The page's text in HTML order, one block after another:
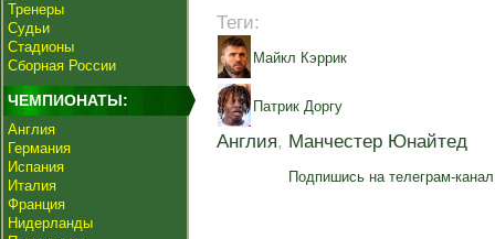
Тренеры
Судьи
Стадионы
Сборная России
ЧЕМПИОНАТЫ:
Англия
Германия
Испания
Италия
Франция
Нидерланды
Теги:
Майкл Кэррик
Патрик Доргу
Англия, Манчестер Юнайтед
Подпишись на телеграм-